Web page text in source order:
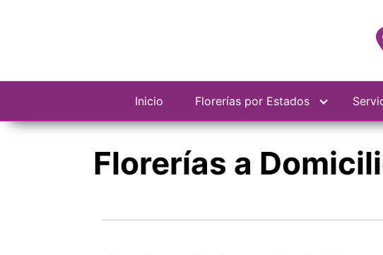
Inicio Florerías por Estados
Florerías a